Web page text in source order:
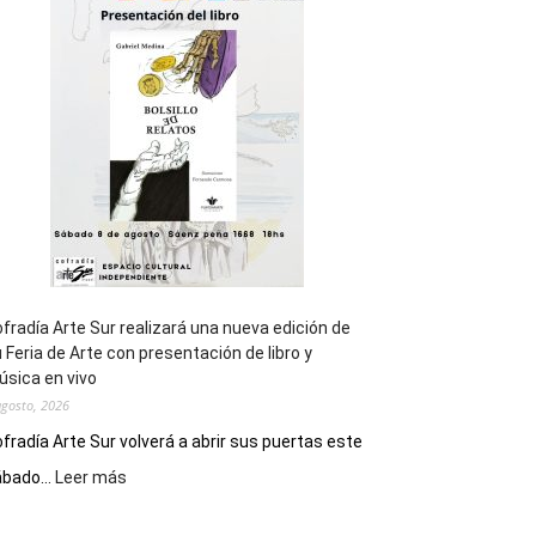
general
de
los
Juegos
Epade
2027
Arte Sur realizará una nueva edición de
Feria de Arte con presentación de libro y
en vivo
2026
Arte Sur volverá a abrir sus puertas este
Leer más